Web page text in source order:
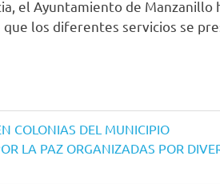
el Ayuntamiento de Manzanillo
los diferentes servicios se
COLONIAS DEL MUNICIPIO
LA PAZ ORGANIZADAS POR